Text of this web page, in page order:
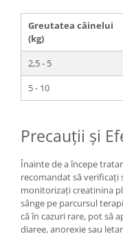
Greutatea câinelui
(kg)
2,5 - 5
5 - 10
Precauții și
Înainte de a începe
recomandat să verificați
monitorizați creatinina
sânge pe parcursul
că în cazuri rare, pot să
diaree, anorexie sau